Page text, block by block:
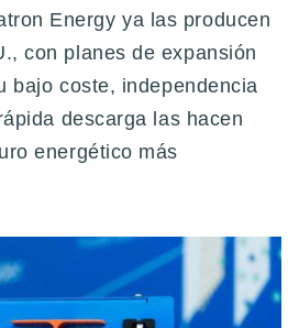
Energy ya las producen
con planes de expansión
bajo coste, independencia
descarga las hacen
energético más